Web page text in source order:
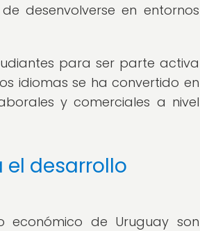
desenvolverse en entornos
para ser parte activa
idiomas se ha convertido en
y comerciales a nivel
desarrollo
económico de Uruguay son